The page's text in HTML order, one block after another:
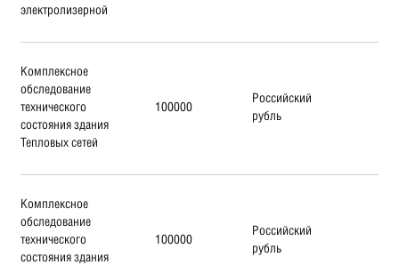
электролизерной
Комплексное
обследование
технического
состояния здания
Тепловых сетей
100000
Российский
рубль
Комплексное
обследование
технического
состояния здания
100000
Российский
рубль